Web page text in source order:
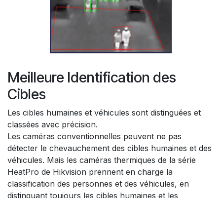
Meilleure Identification des
Cibles
Les cibles humaines et véhicules sont distinguées et
classées avec précision.
Les caméras conventionnelles peuvent ne pas
détecter le chevauchement des cibles humaines et des
véhicules. Mais les caméras thermiques de la série
HeatPro de Hikvision prennent en charge la
classification des personnes et des véhicules, en
distinguant toujours les cibles humaines et les